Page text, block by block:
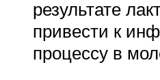
результате
привести к
процессу в